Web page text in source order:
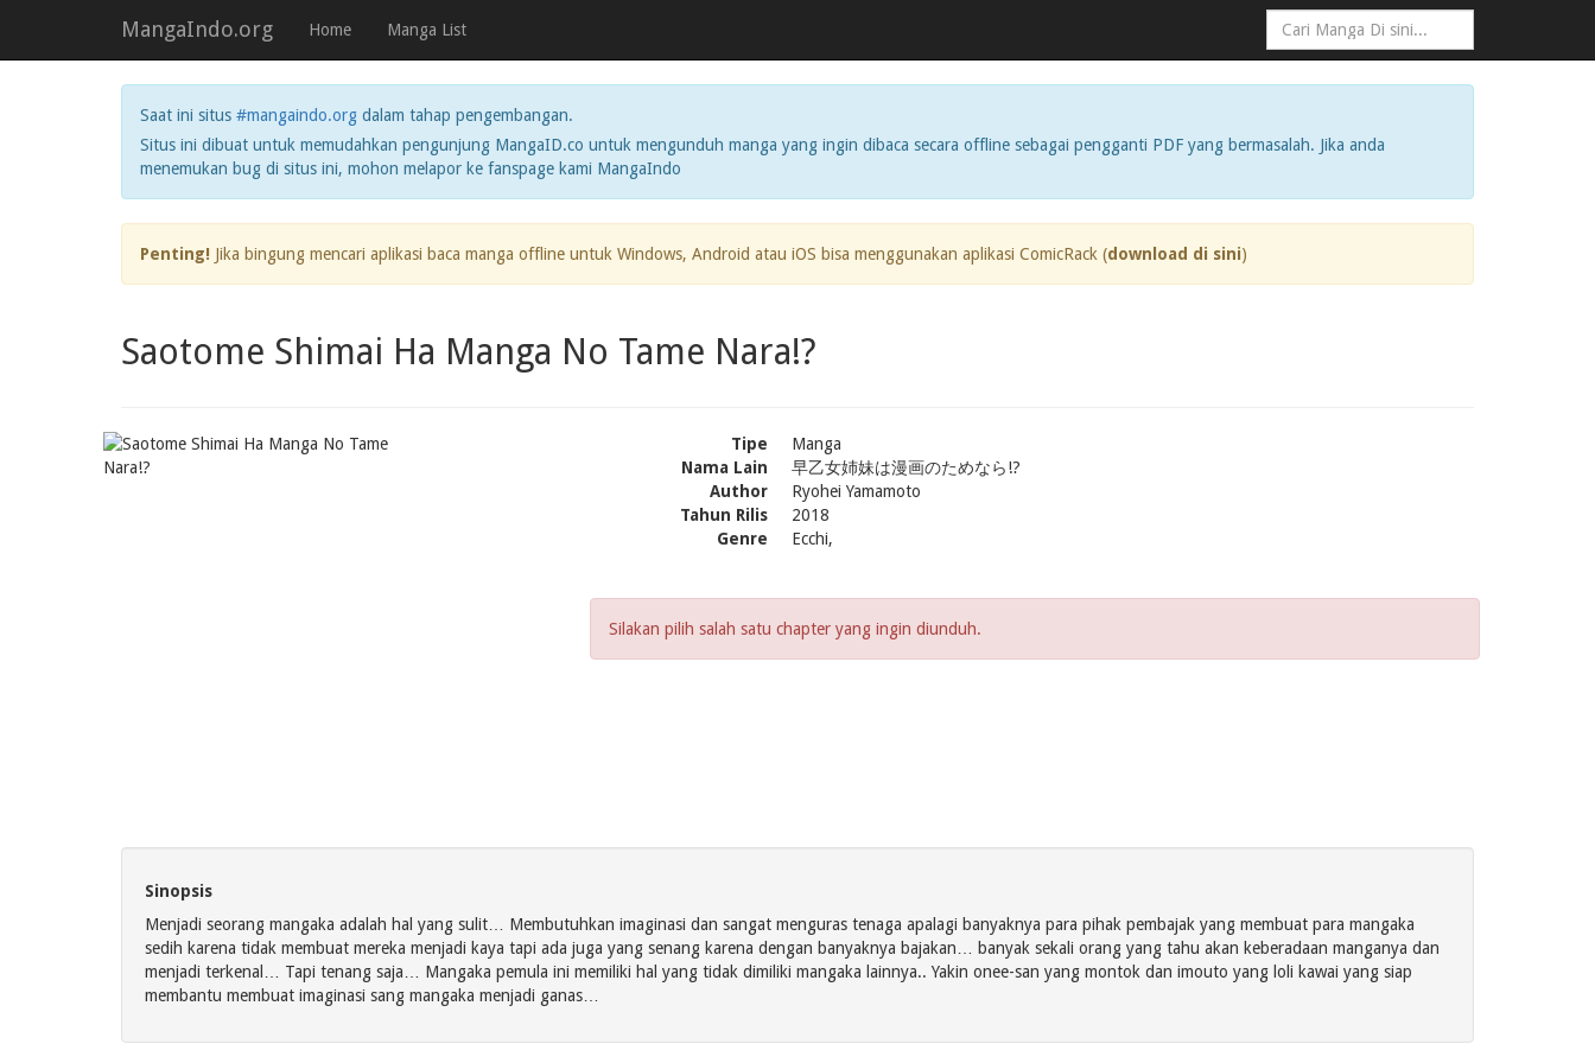
MangaIndo.org Home Manga List
Saat ini situs #mangaindo.org dalam tahap pengembangan.
Situs ini dibuat untuk memudahkan pengunjung MangaID.co untuk mengunduh manga yang ingin dibaca secara offline sebagai pengganti PDF yang bermasalah. Jika anda
menemukan bug di situs ini, mohon melapor ke fanspage kami MangaIndo
Penting! Jika bingung mencari aplikasi baca manga offline untuk Windows, Android atau iOS bisa menggunakan aplikasi ComicRack (download di sini)
Saotome Shimai Ha Manga No Tame Nara!?
Tipe
Manga
Nama Lain
早乙女姉妹は漫画のためなら!?
Author
Ryohei Yamamoto
Tahun Rilis
2018
Genre
Ecchi,
Silakan pilih salah satu chapter yang ingin diunduh.
Sinopsis
Menjadi seorang mangaka adalah hal yang sulit… Membutuhkan imaginasi dan sangat menguras tenaga apalagi banyaknya para pihak pembajak yang membuat para mangaka
sedih karena tidak membuat mereka menjadi kaya tapi ada juga yang senang karena dengan banyaknya bajakan… banyak sekali orang yang tahu akan keberadaan manganya dan
menjadi terkenal… Tapi tenang saja… Mangaka pemula ini memiliki hal yang tidak dimiliki mangaka lainnya.. Yakin onee-san yang montok dan imouto yang loli kawai yang siap
membantu membuat imaginasi sang mangaka menjadi ganas…